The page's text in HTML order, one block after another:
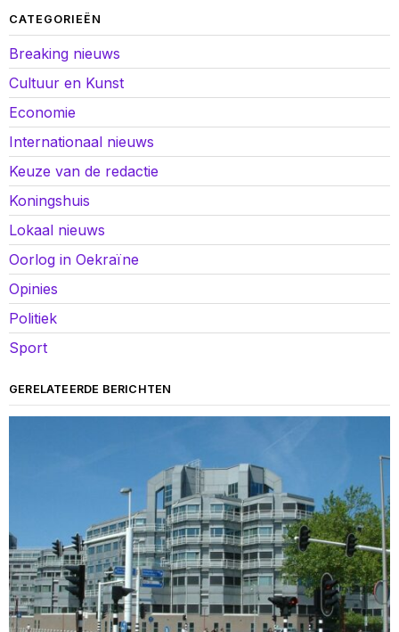
CATEGORIEËN
Breaking nieuws
Cultuur en Kunst
Economie
Internationaal nieuws
Keuze van de redactie
Koningshuis
Lokaal nieuws
Oorlog in Oekraïne
Opinies
Politiek
Sport
GERELATEERDE BERICHTEN